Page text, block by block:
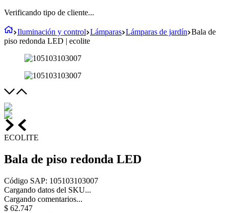
Verificando tipo de cliente...
Iluminación y control Lámparas Lámparas de jardín Bala de
piso redonda LED | ecolite
ECOLITE
Bala de piso redonda LED
Código SAP: 105103103007
Cargando datos del SKU...
Cargando comentarios...
$ 62.747